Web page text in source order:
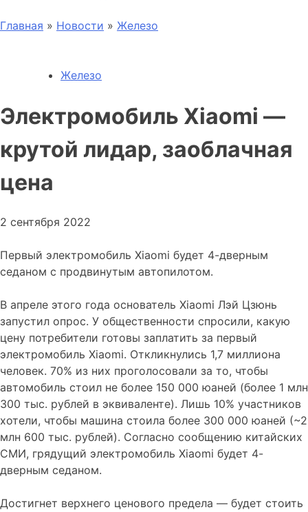
Главная » Новости » Железо
Железо
Электромобиль Xiaomi —
крутой лидар, заоблачная
цена
2 сентября 2022
Первый электромобиль Xiaomi будет 4-дверным
седаном с продвинутым автопилотом.
В апреле этого года основатель Xiaomi Лэй Цзюнь
запустил опрос. У общественности спросили, какую
цену потребители готовы заплатить за первый
электромобиль Xiaomi. Откликнулись 1,7 миллиона
человек. 70% из них проголосовали за то, чтобы
автомобиль стоил не более 150 000 юаней (более 1 млн
300 тыс. рублей в эквиваленте). Лишь 10% участников
хотели, чтобы машина стоила более 300 000 юаней (~2
млн 600 тыс. рублей). Согласно сообщению китайских
СМИ, грядущий электромобиль Xiaomi будет 4-
дверным седаном.
Достигнет верхнего ценового предела — будет стоить